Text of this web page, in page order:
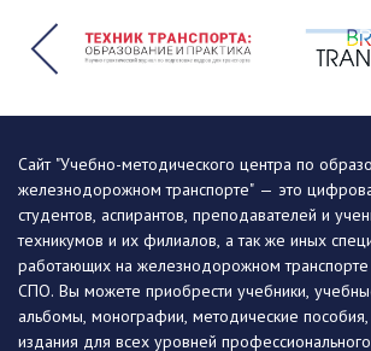
Сайт "Учебно-методического центра по
железнодорожном транспорте" — это
студентов, аспирантов, преподавателей и
техникумов и их филиалов, а так же иных
работающих на железнодорожном
СПО. Вы можете приобрести учебники,
альбомы, монографии, методические
издания для всех уровней